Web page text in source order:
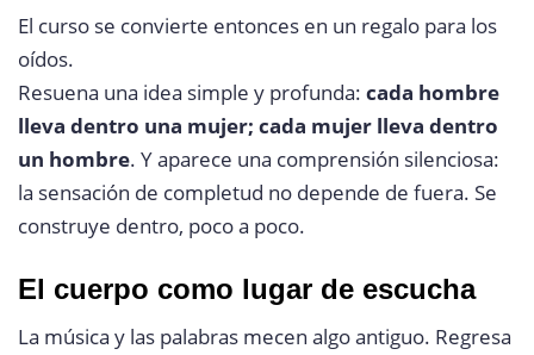
El curso se convierte entonces en un regalo para los
oídos.
Resuena una idea simple y profunda: cada hombre
lleva dentro una mujer; cada mujer lleva dentro
un hombre. Y aparece una comprensión silenciosa:
la sensación de completud no depende de fuera. Se
construye dentro, poco a poco.
El cuerpo como lugar de escucha
La música y las palabras mecen algo antiguo. Regresa